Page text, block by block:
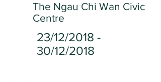
The Ngau Chi Wan Civic
Centre
23/12/2018 -
30/12/2018